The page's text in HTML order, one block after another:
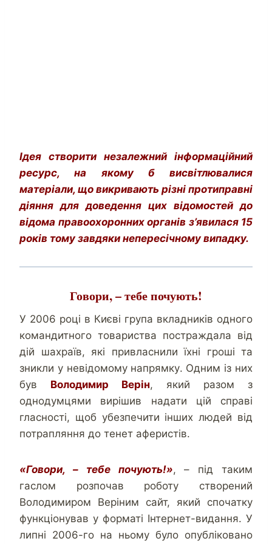
Ідея створити незалежний інформаційний
ресурс, на якому б висвітлювалися
матеріали, що викривають різні протиправні
діяння для доведення цих відомостей до
відома правоохоронних органів з’явилася 15
років тому завдяки непересічному випадку.
Говори, – тебе почують!
У 2006 році в Києві група вкладників одного
командитного товариства постраждала від
дій шахраїв, які привласнили їхні гроші та
зникли у невідомому напрямку. Одним із них
був Володимир Верін, який разом з
однодумцями вирішив надати цій справі
гласності, щоб убезпечити інших людей від
потрапляння до тенет аферистів.
«Говори, – тебе почують!», – під таким
гаслом розпочав роботу створений
Володимиром Веріним сайт, який спочатку
функціонував у форматі Інтернет-видання. У
липні 2006-го на ньому було опубліковано